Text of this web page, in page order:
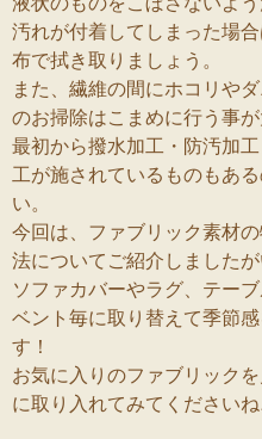
汚れが付着してしまった場
布で拭き取りましょう。
また、繊維の間にホコリや
のお掃除はこまめに行う事が
最初から撥水加工・防汚加
工が施されているものもあ
い。
今回は、ファブリック素材
法についてご紹介しました
ソファカバーやラグ、テー
ベント毎に取り替えて季節
す！
お気に入りのファブリック
に取り入れてみてくださいね